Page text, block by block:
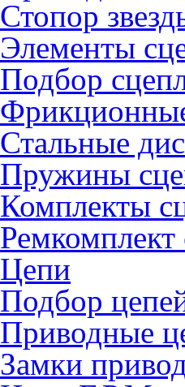
Стопор
Элементы
Подбор
Стальные
Пружины
Комплекты
Ремкомплект
Цепи
Подбор
Приводные
Замки